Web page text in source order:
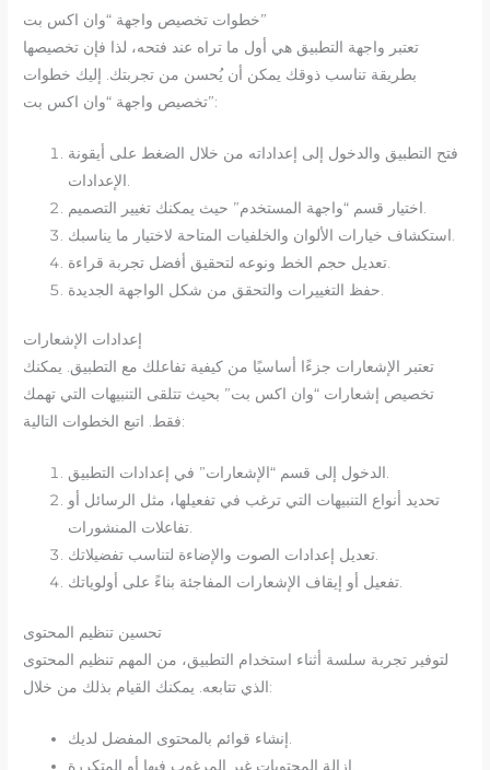
خطوات تخصيص واجهة “وان اكس بت”
تعتبر واجهة التطبيق هي أول ما تراه عند فتحه، لذا فإن تخصيصها
بطريقة تناسب ذوقك يمكن أن يُحسن من تجربتك. إليك خطوات
تخصيص واجهة “وان اكس بت”:
فتح التطبيق والدخول إلى إعداداته من خلال الضغط على أيقونة
إعدادات الإشعارات
تعتبر الإشعارات جزءًا أساسيًا من كيفية تفاعلك مع التطبيق. يمكنك
تخصيص إشعارات “وان اكس بت” بحيث تتلقى التنبيهات التي تهمك
فقط. اتبع الخطوات التالية:
الدخول إلى قسم “الإشعارات” في إعدادات التطبيق.
تحديد أنواع التنبيهات التي ترغب في تفعيلها، مثل الرسائل أو
تفاعلات المنشورات.
تعديل إعدادات الصوت والإضاءة لتناسب تفضيلاتك.
تفعيل أو إيقاف الإشعارات المفاجئة بناءً على أولوياتك.
تحسين تنظيم المحتوى
لتوفير تجربة سلسة أثناء استخدام التطبيق، من المهم تنظيم المحتوى
الذي تتابعه. يمكنك القيام بذلك من خلال: